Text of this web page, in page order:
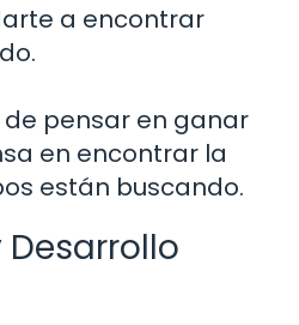
a encontrar
de pensar en ganar
en encontrar la
están buscando.